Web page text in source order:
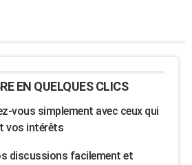
EN QUELQUES CLICS
vous simplement avec ceux qui
vos intérêts
discussions facilement et